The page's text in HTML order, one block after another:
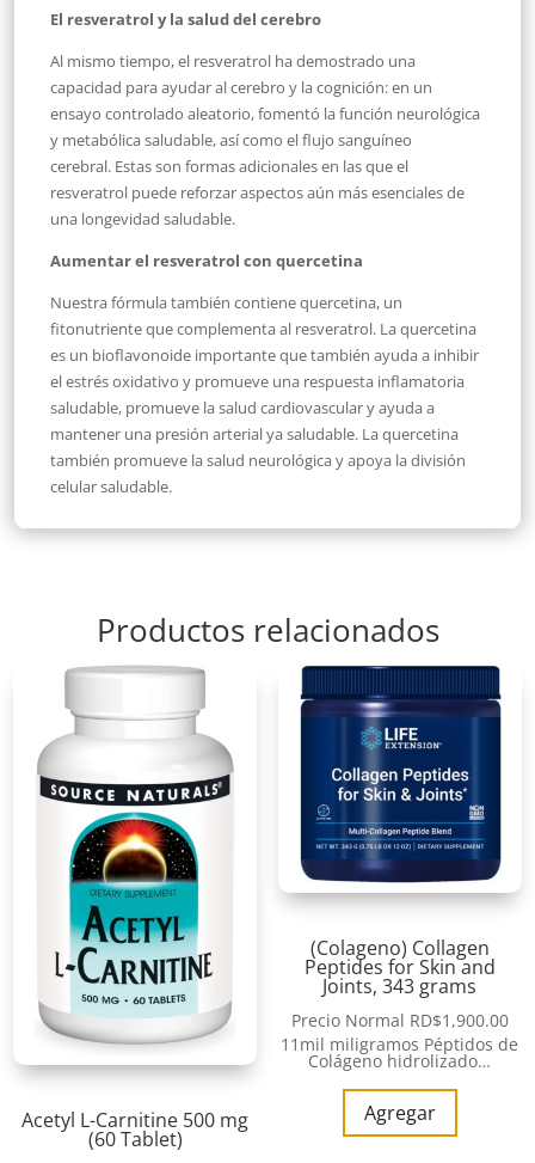
El resveratrol y la salud del cerebro
Al mismo tiempo, el resveratrol ha demostrado una
capacidad para ayudar al cerebro y la cognición: en un
ensayo controlado aleatorio, fomentó la función neurológica
y metabólica saludable, así como el flujo sanguíneo
cerebral. Estas son formas adicionales en las que el
resveratrol puede reforzar aspectos aún más esenciales de
una longevidad saludable.
Aumentar el resveratrol con quercetina
Nuestra fórmula también contiene quercetina, un
fitonutriente que complementa al resveratrol. La quercetina
es un bioflavonoide importante que también ayuda a inhibir
el estrés oxidativo y promueve una respuesta inflamatoria
saludable, promueve la salud cardiovascular y ayuda a
mantener una presión arterial ya saludable. La quercetina
también promueve la salud neurológica y apoya la división
celular saludable.
Productos relacionados
Acetyl L-Carnitine 500 mg
(60 Tablet)
(Colageno) Collagen
Peptides for Skin and
Joints, 343 grams
Precio Normal RD$1,900.00
11mil miligramos Péptidos de
Colágeno hidrolizado…
Agregar